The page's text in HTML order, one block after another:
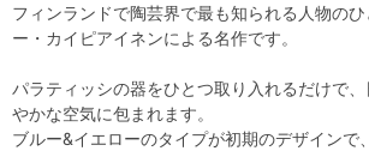
フィンランドで陶芸界で最も知られる人物の
ー・カイピアイネンによる名作です。
パラティッシの器をひとつ取り入れるだけで
やかな空気に包まれます。
ブルー&イエローのタイプが初期のデザインで